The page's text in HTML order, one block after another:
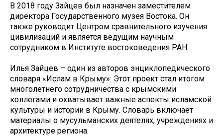
В 2018 году Зайцев был назначен заместителем
директора Государственного музея Востока. Он
также руководит Центром сравнительного изучения
цивилизаций и является ведущим научным
сотрудником в Институте востоковедения РАН.
Илья Зайцев – один из авторов энциклопедического
словаря «Ислам в Крыму»: Этот проект стал итогом
многолетнего сотрудничества с крымскими
коллегами и охватывает важные аспекты исламской
культуры и истории в Крыму. Словарь включает
материалы о мусульманских деятелях, учреждениях и
архитектуре региона.